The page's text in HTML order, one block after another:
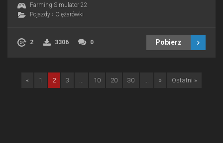
Farming Simulator 22
Pojazdy › Ciężarówki
2 3306 0 Pobierz
« 1 2 3 10 20 30 » Ostatni »